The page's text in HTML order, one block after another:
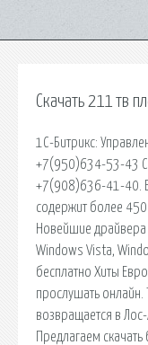
Скачать 211 тв
1С-Битрикс:
+7(950)634-53-43
+7(908)636-41-40.
содержит более 450
Новейшие драйвера
Windows Vista,
бесплатно Хиты
прослушать онлайн.
возвращается в
Предлагаем